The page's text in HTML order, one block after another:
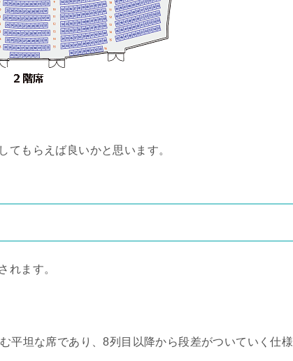
てもらえば良いかと思います。
れます。
平坦な席であり、8列目以降から段差がついていく仕様